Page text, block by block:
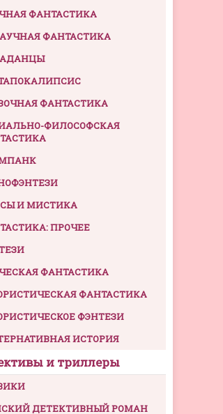
ФАНТАСТИКА
ФАНТАСТИКА
ФАНТАСТИКА
ФИЛОСОФСКАЯ
И МИСТИКА
ПРОЧЕЕ
ФАНТАСТИКА
ФАНТАСТИКА
ФЭНТЕЗИ
ИСТОРИЯ
и триллеры
ДЕТЕКТИВНЫЙ РОМАН